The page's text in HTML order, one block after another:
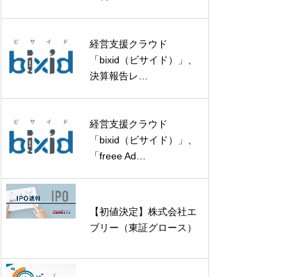
経営支援クラウド
「bixid（ビサイド）」、
決算報告レ…
経営支援クラウド
「bixid（ビサイド）」、
「freee Ad…
【初値決定】株式会社エ
ブリー（東証グロース）